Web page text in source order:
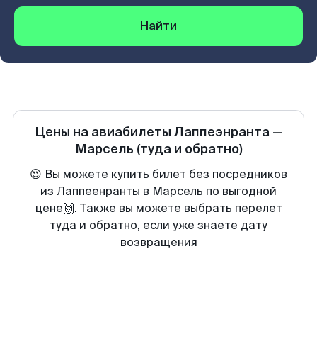
Найти
Цены на авиабилеты Лаппеэнранта —
Марсель (туда и обратно)
😍 Вы можете купить билет без посредников
из Лаппеенранты в Марсель по выгодной
цене🙌. Также вы можете выбрать перелет
туда и обратно, если уже знаете дату
возвращения